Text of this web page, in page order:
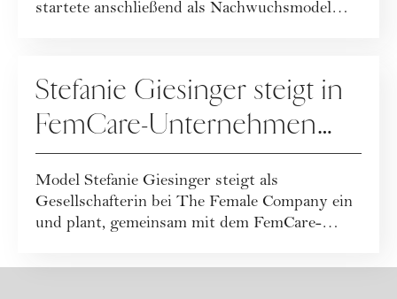
startete anschließend als Nachwuchsmodel
Stefanie Giesinger steigt in
FemCare-Unternehmen
"The Female Company" ein
Model Stefanie Giesinger steigt als
Gesellschafterin bei The Female Company ein
und plant, gemeinsam mit dem FemCare-